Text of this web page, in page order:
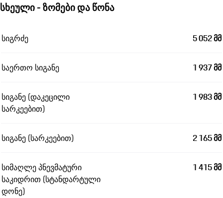
სხეული - ზომები და წონა
სიგრძე 5 052 მმ
საერთო სიგანე 1 937 მმ
სიგანე (დაკეცილი
სარკეებით)
1 983 მმ
სიგანე (სარკეებით) 2 165 მმ
სიმაღლე პნევმატური
საკიდრით (სტანდარტული
დონე)
1 415 მმ